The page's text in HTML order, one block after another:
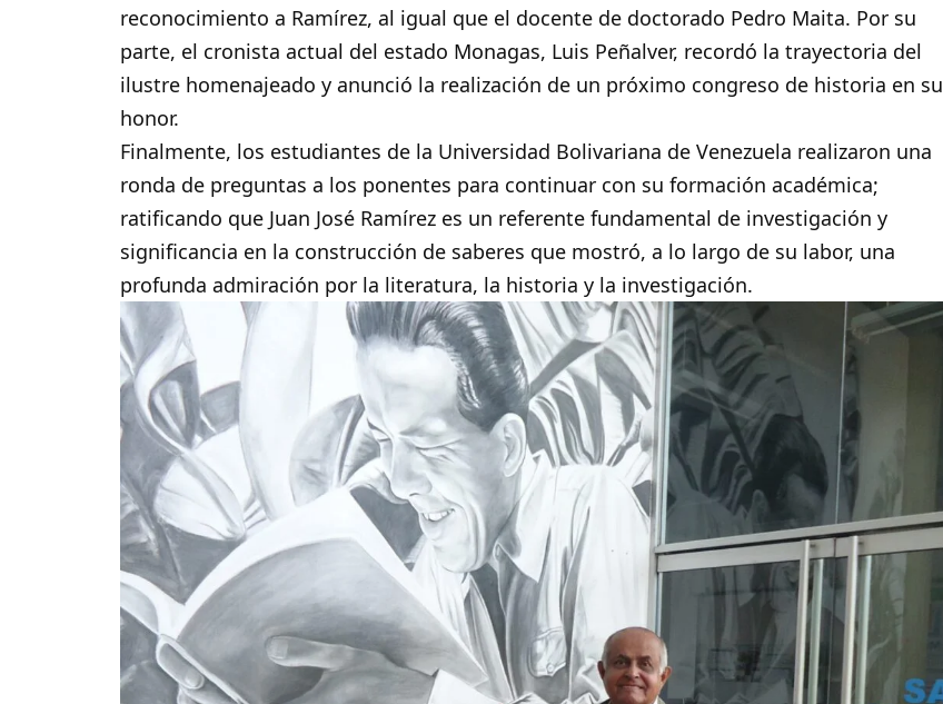
reconocimiento a Ramírez, al igual que el docente de doctorado Pedro Maita. Por su
parte, el cronista actual del estado Monagas, Luis Peñalver, recordó la trayectoria del
ilustre homenajeado y anunció la realización de un próximo congreso de historia en su
honor.
​Finalmente, los estudiantes de la Universidad Bolivariana de Venezuela realizaron una
ronda de preguntas a los ponentes para continuar con su formación académica;
ratificando que Juan José Ramírez es un referente fundamental de investigación y
significancia en la construcción de saberes que mostró, a lo largo de su labor, una
profunda admiración por la literatura, la historia y la investigación.